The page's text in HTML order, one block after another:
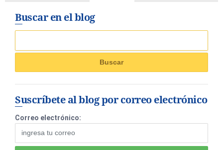
Buscar en el blog
Suscríbete al blog por correo electrónico
Correo electrónico: